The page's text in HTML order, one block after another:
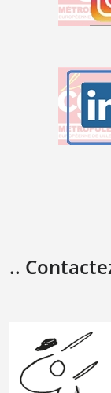
..